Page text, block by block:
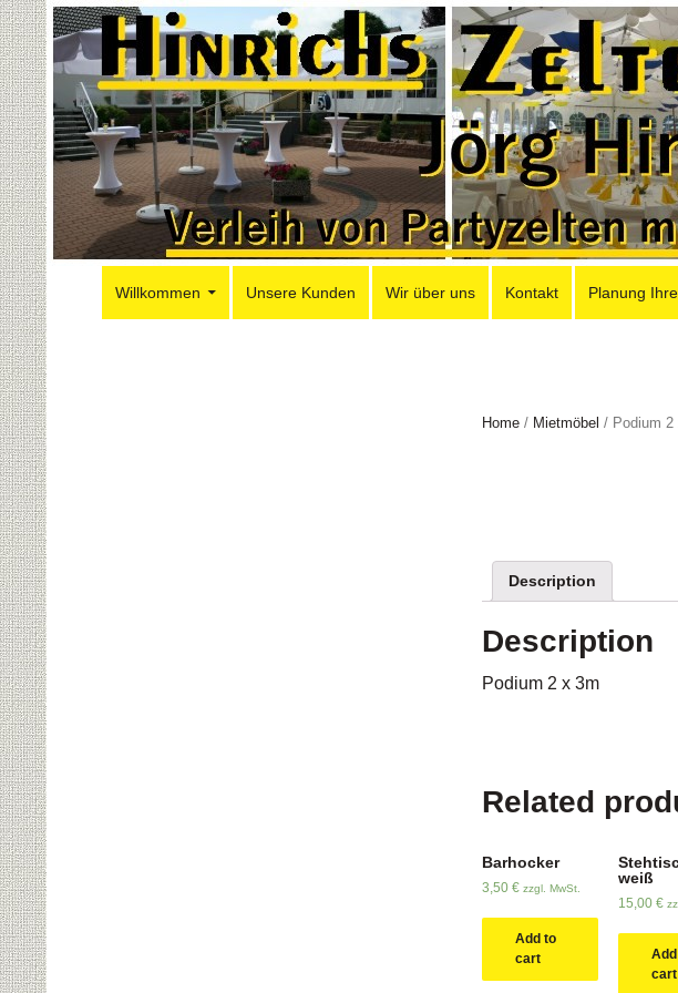
Hinrichs Partyzelte
Willkommen Unsere Kunden Wir über uns Kontakt Planung
Home / Mietmöbel / Podium 2
Description
Description
Podium 2 x 3m
Related
Barhocker
3,50 € zzgl. MwSt.
Add to
cart
weiß
15,00 €
cart